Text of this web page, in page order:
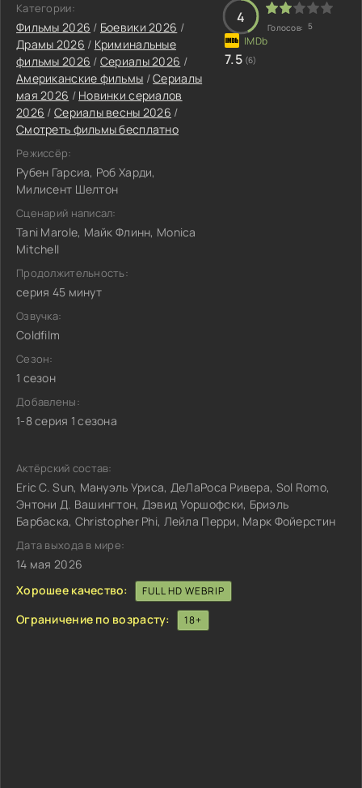
Категории:
Фильмы 2026 / Боевики 2026 /
Драмы 2026 / Криминальные
фильмы 2026 / Сериалы 2026 /
Американские фильмы /Сериалы
мая 2026 / Новинки сериалов
2026 / Сериалы весны 2026 /
Смотреть фильмы бесплатно
Режиссёр:
Рубен Гарсиа, Роб Харди,
Милисент Шелтон
Сценарий написал:
Tani Marole, Майк Флинн, Monica
Mitchell
Продолжительность:
серия 45 минут
Озвучка:
Coldfilm
Сезон:
1 сезон
Добавлены:
1-8 серия 1 сезона
4
Голосов: 5
7.5 (6)
Актёрский состав:
Eric C. Sun, Мануэль Уриса, ДеЛаРоса Ривера, Sol Romo,
Энтони Д. Вашингтон, Дэвид Уоршофски, Бриэль
Барбаска, Christopher Phi, Лейла Перри, Марк Фойерстин
Дата выхода в мире:
14 мая 2026
Хорошее качество:
FULL HD WEBRIP
Ограничение по возрасту: 18+